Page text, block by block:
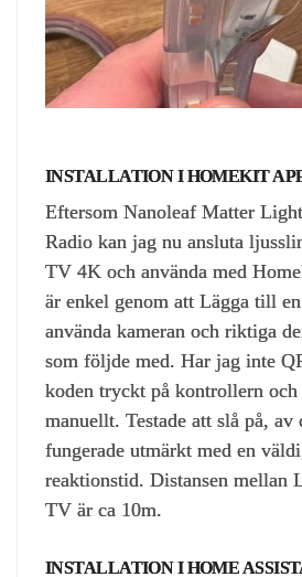
INSTALLATION I HOMEKIT
Eftersom Nanoleaf Matter
Radio kan jag nu ansluta
TV 4K och använda med
är enkel genom att Lägga till
använda kameran och riktiga
som följde med. Har jag inte
koden tryckt på kontrollern
manuellt. Testade att slå på,
fungerade utmärkt med en
reaktionstid. Distansen mellan
TV är ca 10m.
INSTALLATION I HOME